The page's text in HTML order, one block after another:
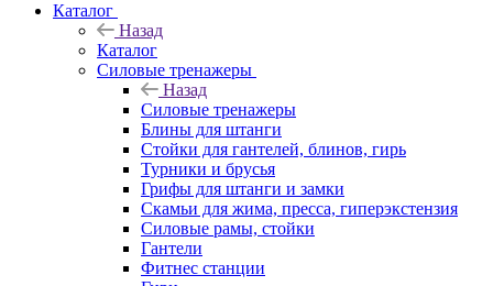
Каталог
Назад
Каталог
Силовые тренажеры
Назад
Силовые тренажеры
Блины для штанги
Стойки для гантелей, блинов, гирь
Турники и брусья
Грифы для штанги и замки
Скамьи для жима, пресса, гиперэкстензия
Силовые рамы, стойки
Гантели
Фитнес станции